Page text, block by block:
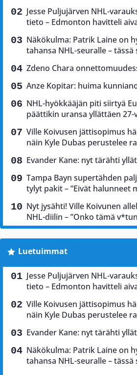
Jesse Puljujärven NHL-
tieto – Edmonton havitteli
Näkökulma: Patrik Laine on
tahansa NHL-seuralle – tässä
Zdeno Chara
Anze Kopitar: huima
NHL-hyökkääjän piti siirtyä
päättikin uransa yllättäen 27-
Ville Koivusen jättisopimus
näin Kyle Dubas perustelee
Evander Kane: nyt tärähti
Tampa Bayn supertähden
tylyt pakit – ”Eivät halunneet
Nyt jysähti! Ville Koivunen
NHL-diilin – ”Onko tämä
Luetuimmat
Jesse Puljujärven NHL-
tieto – Edmonton havitteli
Ville Koivusen jättisopimus
näin Kyle Dubas perustelee
Evander Kane: nyt tärähti
Näkökulma: Patrik Laine on
tahansa NHL-seuralle – tässä